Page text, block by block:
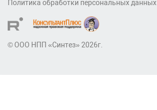
Политика обработки персональных данных
© ООО НПП «Синтез» 2026г.